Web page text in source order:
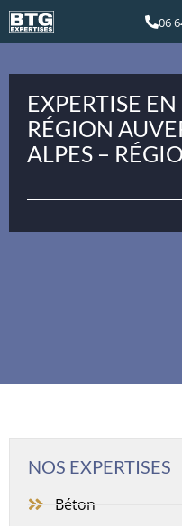
06
EXPERTISE
RÉGION
ALPES –
NOS EXPERTISES
Béton